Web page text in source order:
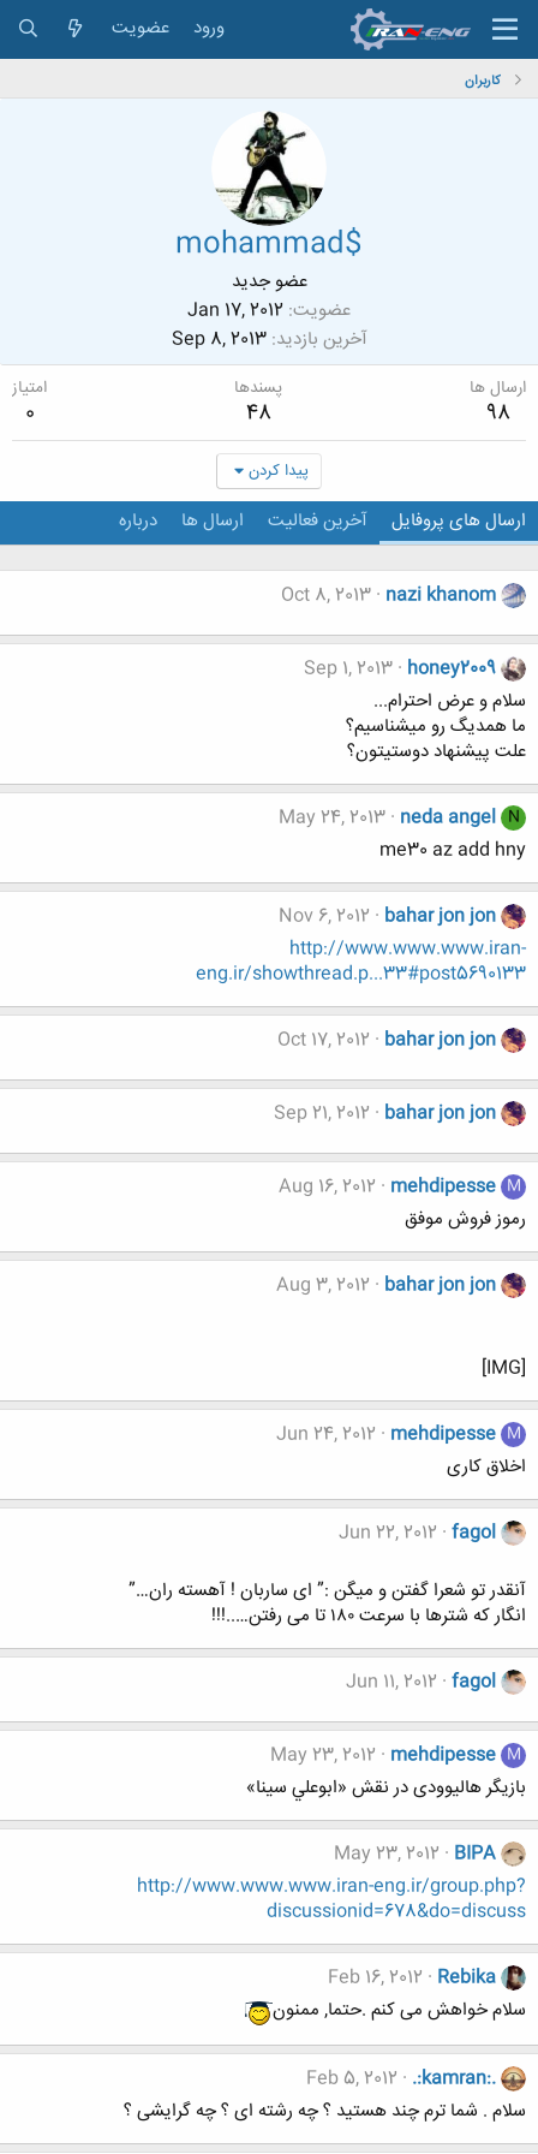
ورود عضویت
کاربران
mohammad$
عضو جدید
عضویت Jan 17, 2012
آخرین بازدید Sep 8, 2013
ارسال ها
98
پسندها
48
امتیاز
0
پیدا کردن
ارسال های پروفایل آخرین فعالیت ارسال ها درباره
nazi khanom
Oct 8, 2013
honey2009
Sep 1, 2013
سلام و عرض احترام...
ما همدیگ رو میشناسیم؟
علت پیشنهاد دوستیتون؟
N
neda angel
May 24, 2013
me30 az add hny
bahar jon jon
Nov 6, 2012
http://www.www.www.iran-
eng.ir/showthread.p...33#post5690133
bahar jon jon
Oct 17, 2012
bahar jon jon
Sep 21, 2012
M
mehdipesse
Aug 16, 2012
رموز فروش موفق
bahar jon jon
Aug 3, 2012
[IMG]
M
mehdipesse
Jun 24, 2012
اخلاق کاری
fagol
Jun 22, 2012
آنقدر تو شعرا گفتن و میگن :” ای ساربان ! آهسته ران…”
انگار که شترها با سرعت ۱۸۰ تا می رفتن…..!!!
fagol
Jun 11, 2012
M
mehdipesse
May 23, 2012
بازیگر هالیوودی در نقش «ابوعلي سينا»
BIPA
May 23, 2012
http://www.www.www.iran-eng.ir/group.php?
discussionid=678&do=discuss
Rebika
Feb 16, 2012
سلام خواهش می کنم .حتما, ممنون
.:kamran:.
Feb 5, 2012
سلام . شما ترم چند هستید ؟ چه رشته ای ؟ چه گرایشی ؟